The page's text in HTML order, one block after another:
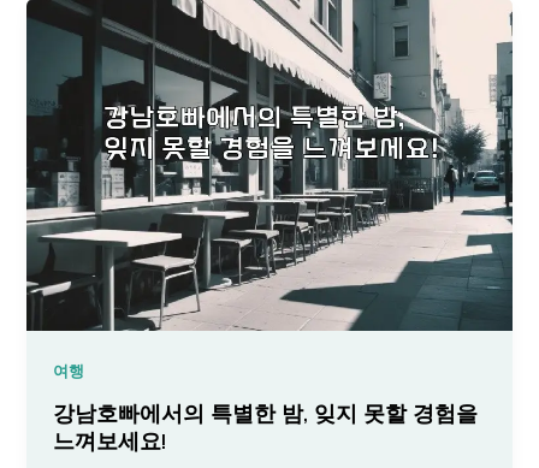
여행
강남호빠에서의 특별한 밤, 잊지 못할 경험을
느껴보세요!